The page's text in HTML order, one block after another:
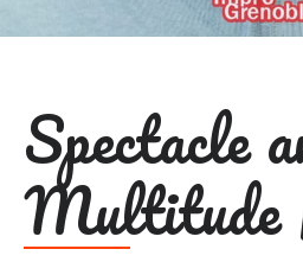
Spectacle
Multitude